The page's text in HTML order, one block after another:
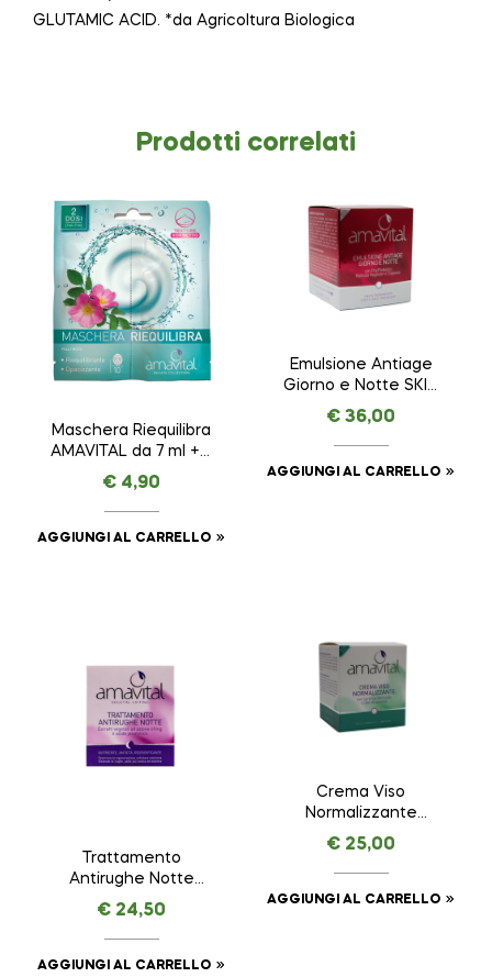
GLUTAMIC ACID. *da Agricoltura Biologica
Prodotti correlati
Maschera Riequilibra
AMAVITAL da 7 ml + 7
ml
€ 4,90
AGGIUNGI AL CARRELLO
Emulsione Antiage
Giorno e Notte SKIN
REMINDER ANTI AGE
PREMIUM – AMAVITAL
da 50 ml
€ 36,00
AGGIUNGI AL CARRELLO
Trattamento
Antirughe Notte
VEGETAL LIFTING –
AMAVITAL da 50 ml
€ 24,50
AGGIUNGI AL CARRELLO
Crema Viso
Normalizzante
AMAVITAL da 50 ml
€ 25,00
AGGIUNGI AL CARRELLO